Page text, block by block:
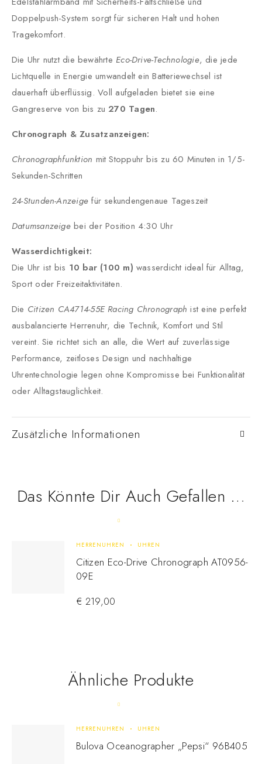
Doppelpush-System sorgt für sicheren Halt und hohen
Tragekomfort.
Die Uhr nutzt die bewährte Eco-Drive-Technologie, die jede
Lichtquelle in Energie umwandelt ein Batteriewechsel ist
dauerhaft überflüssig. Voll aufgeladen bietet sie eine
Gangreserve von bis zu 270 Tagen.
Chronograph & Zusatzanzeigen:
Chronographfunktion mit Stoppuhr bis zu 60 Minuten in 1/5-
Sekunden-Schritten
24-Stunden-Anzeige für sekundengenaue Tageszeit
Datumsanzeigebei der Position 4:30 Uhr
Wasserdichtigkeit:
Die Uhr ist bis 10 bar (100 m) wasserdicht ideal für Alltag,
Sport oder Freizeitaktivitäten.
Die Citizen CA4714-55E Racing Chronograph ist eine perfekt
ausbalancierte Herrenuhr, die Technik, Komfort und Stil
vereint. Sie richtet sich an alle, die Wert auf zuverlässige
Performance, zeitloses Design und nachhaltige
Uhrentechnologie legen ohne Kompromisse bei Funktionalität
oder Alltagstauglichkeit.
Zusätzliche Informationen
Das Könnte Dir Auch Gefallen …
HERRENUHREN UHREN
Citizen Eco-Drive Chronograph AT0956-
09E
€ 219,00
Ähnliche Produkte
HERRENUHREN UHREN
Bulova Oceanographer „Pepsi“ 96B405